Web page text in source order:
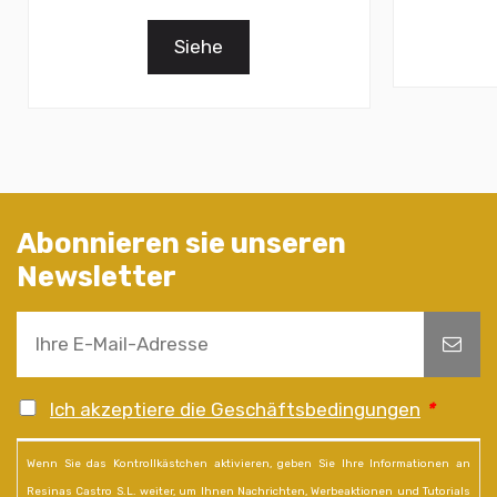
Siehe
Abonnieren sie unseren
Newsletter
Ich akzeptiere die Geschäftsbedingungen *
Wenn Sie das Kontrollkästchen aktivieren, geben Sie Ihre Informationen an
Resinas Castro S.L. weiter, um Ihnen Nachrichten, Werbeaktionen und Tutorials